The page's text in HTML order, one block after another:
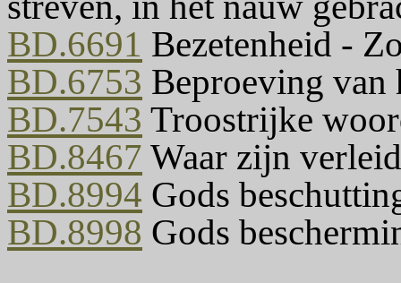
BD.6691 Bezetenheid -
BD.6753 Beproeving van
BD.7543 Troostrijke
BD.8467 Waar zijn
BD.8994 Gods
BD.8998 Gods